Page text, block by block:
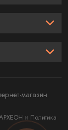
магазин
и Политика